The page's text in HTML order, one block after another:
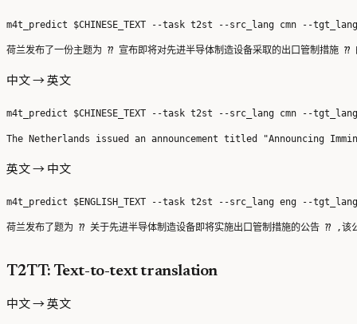
中文 → 英文
英文 → 中文
T2TT: Text-to-text translation
中文 → 英文